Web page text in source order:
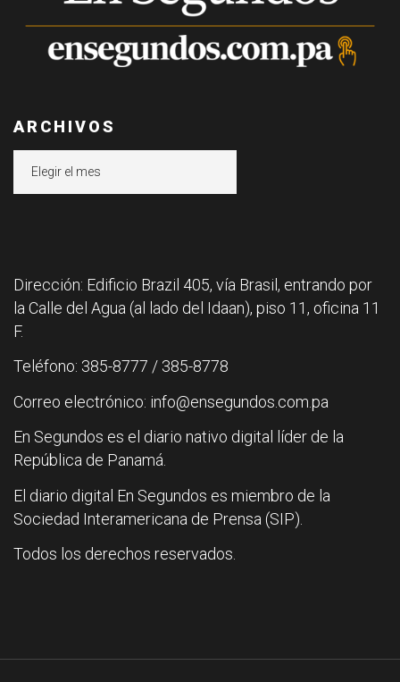
ARCHIVOS
Dirección: Edificio Brazil 405, vía Brasil, entrando por
la Calle del Agua (al lado del Idaan), piso 11, oficina 11
F.
Teléfono: 385-8777 / 385-8778
Correo electrónico: info@ensegundos.com.pa
En Segundos es el diario nativo digital líder de la
República de Panamá.
El diario digital En Segundos es miembro de la
Sociedad Interamericana de Prensa (SIP).
Todos los derechos reservados.